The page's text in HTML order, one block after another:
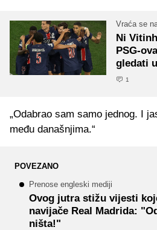
Vraća se
Ni
PSG-
gledati
1
„Odabrao sam samo jednog. I
među današnjima.“
POVEZANO
Prenose engleski mediji
Ovog jutra stižu vijesti
navijače Real Madrida:
ništa!"